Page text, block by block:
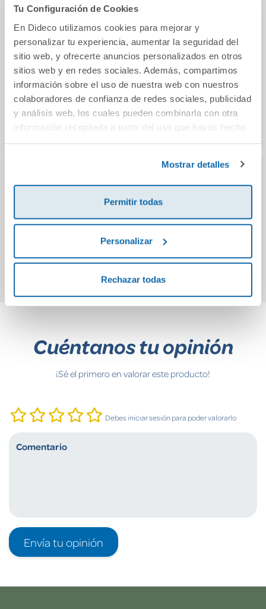
Tu Configuración de Cookies
En Dideco utilizamos cookies para mejorar y
personalizar tu experiencia, aumentar la seguridad del
sitio web, y ofrecerte anuncios personalizados en otros
sitios web y en redes sociales. Además, compartimos
información sobre el uso de nuestra web con nuestros
colaboradores de confianza de redes sociales, publicidad
y análisis web, los cuales pueden combinarla con otra
información recopilada a partir del uso que hayas hecho
Mostrar detalles
Permitir todas
Personalizar
Rechazar todas
También podría gustarte...
Psicolín 1.
Comprar
Higiene del medi
hospitalari i neteja
Comprar
Cuéntanos tu opinión
¡Sé el primero en valorar este producto!
Debes iniciar sesión para poder valorarlo
Envía tu opinión